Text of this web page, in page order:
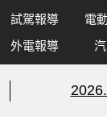
試駕報導 電
外電報導